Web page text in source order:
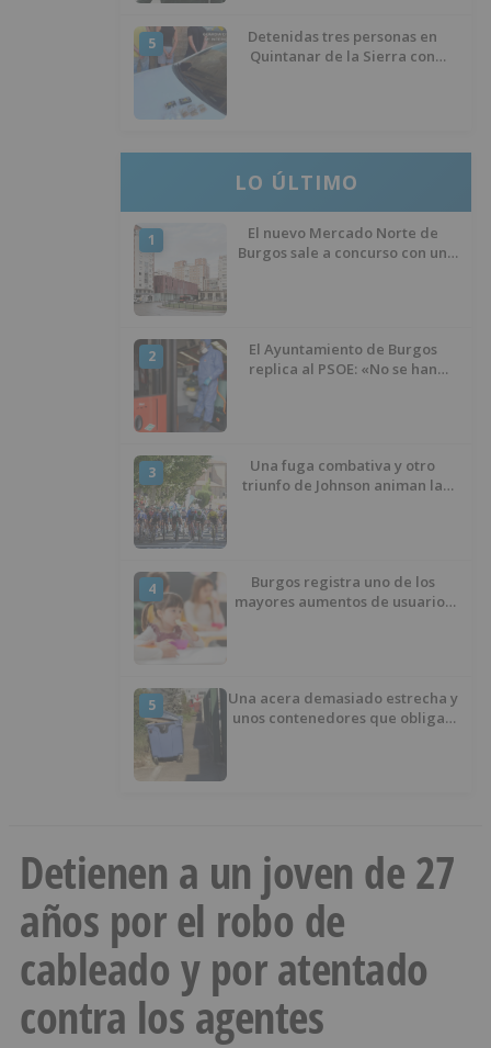
5
Detenidas tres personas en
Quintanar de la Sierra con
LO ÚLTIMO
1
El nuevo Mercado Norte de
Burgos sale a concurso con un
2
El Ayuntamiento de Burgos
replica al PSOE: «No se han
3
Una fuga combativa y otro
triunfo de Johnson animan la
4
Burgos registra uno de los
mayores aumentos de usuarios
5
Una acera demasiado estrecha y
unos contenedores que obligan
Detienen a un joven de 27
años por el robo de
cableado y por atentado
contra los agentes